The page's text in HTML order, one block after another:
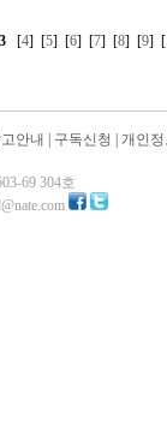
3 [4] [5] [6] [7] [8] [9] [
안내 구독신청 개인
69 304호